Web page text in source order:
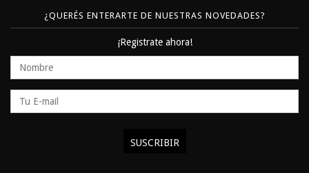
¿QUERÉS ENTERARTE DE NUESTRAS NOVEDADES?
¡Registrate ahora!